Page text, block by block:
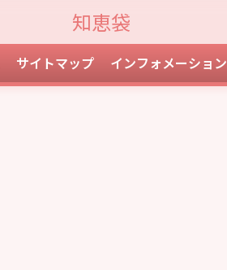
知恵袋
サイトマップ インフォメーション